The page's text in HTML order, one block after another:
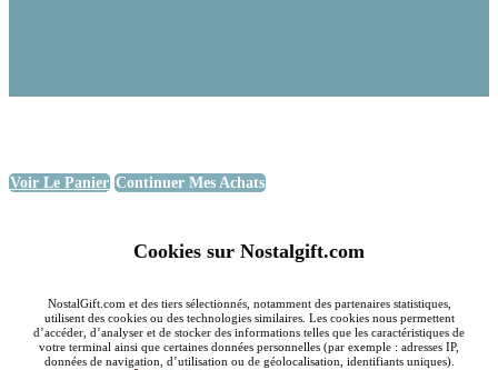
Voir Le Panier Continuer Mes Achats
Cookies sur Nostalgift.com
NostalGift.com et des tiers sélectionnés, notamment des partenaires statistiques,
utilisent des cookies ou des technologies similaires. Les cookies nous permettent
d’accéder, d’analyser et de stocker des informations telles que les caractéristiques de
votre terminal ainsi que certaines données personnelles (par exemple : adresses IP,
données de navigation, d’utilisation ou de géolocalisation, identifiants uniques).